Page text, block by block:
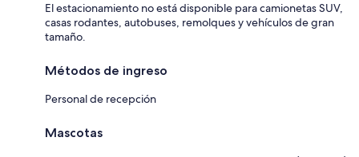
El estacionamiento no está disponible para camionetas SUV,
casas rodantes, autobuses, remolques y vehículos de gran
tamaño.
Métodos de ingreso
Personal de recepción
Mascotas